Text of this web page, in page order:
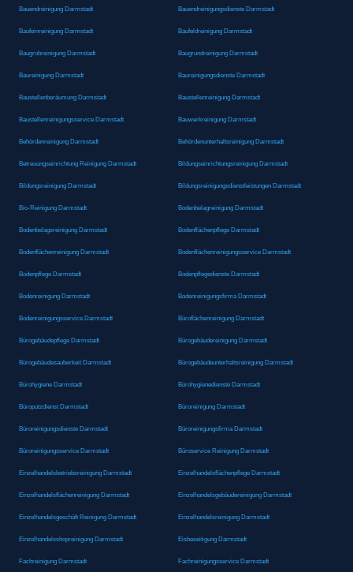
Bauendreinigung Darmstadt Bauendreinigungsdienste Darmstadt
Baufeinreinigung Darmstadt Baufeldreinigung Darmstadt
Baugrobreinigung Darmstadt Baugrundreinigung Darmstadt
Baureinigung Darmstadt Baureinigungsdienste Darmstadt
Baustellenberäumung Darmstadt Baustellenreinigung Darmstadt
Baustellenreinigungsservice Darmstadt Bauwerkreinigung Darmstadt
Behördenreinigung Darmstadt Behördenunterhaltsreinigung Darmstadt
Betreuungseinrichtung Reinigung Darmstadt Bildungseinrichtungsreinigung Darmstadt
Bildungsreinigung Darmstadt Bildungsreinigungsdienstleistungen Darmstadt
Bio-Reinigung Darmstadt Bodenbelagreinigung Darmstadt
Bodenbelagsreinigung Darmstadt Bodenflächenpflege Darmstadt
Bodenflächenreinigung Darmstadt Bodenflächenreinigungsservice Darmstadt
Bodenpflege Darmstadt Bodenpflegedienste Darmstadt
Bodenreinigung Darmstadt Bodenreinigungsfirma Darmstadt
Bodenreinigungsservice Darmstadt Büroflächenreinigung Darmstadt
Bürogebäudepflege Darmstadt Bürogebäudereinigung Darmstadt
Bürogebäudesauberkeit Darmstadt Bürogebäudeunterhaltsreinigung Darmstadt
Bürohygiene Darmstadt Bürohygienedienste Darmstadt
Büroputzdienst Darmstadt Büroreinigung Darmstadt
Büroreinigungsdienste Darmstadt Büroreinigungsfirma Darmstadt
Büroreinigungsservice Darmstadt Büroservice Reinigung Darmstadt
Einzelhandelsbetriebsreinigung Darmstadt Einzelhandelsflächenpflege Darmstadt
Einzelhandelsflächenreinigung Darmstadt Einzelhandelsgebäudereinigung Darmstadt
Einzelhandelsgeschäft Reinigung Darmstadt Einzelhandelsreinigung Darmstadt
Einzelhandelsshopreinigung Darmstadt Eisbeseitigung Darmstadt
Fachreinigung Darmstadt Fachreinigungsservice Darmstadt